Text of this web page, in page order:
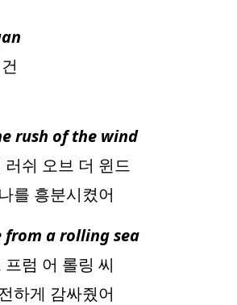
rush of the wind
쉬 오브 더 윈드
를 흥분시켰어
from a rolling sea
럼 어 롤링 씨
하게 감싸줬어